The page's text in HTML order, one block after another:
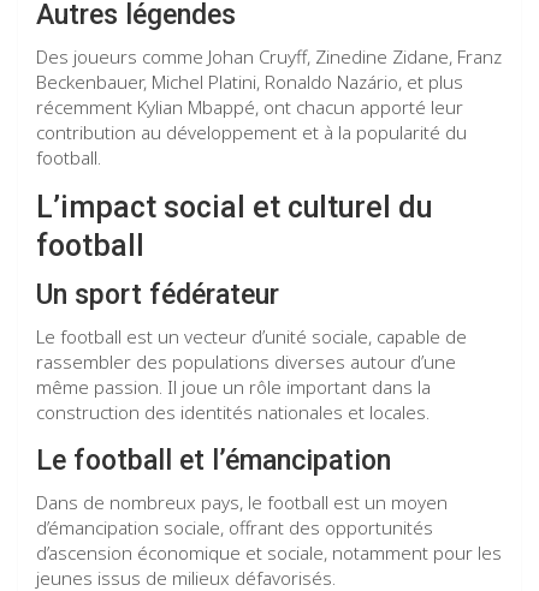
Autres légendes
Des joueurs comme Johan Cruyff, Zinedine Zidane, Franz
Beckenbauer, Michel Platini, Ronaldo Nazário, et plus
récemment Kylian Mbappé, ont chacun apporté leur
contribution au développement et à la popularité du
football.
L’impact social et culturel du
football
Un sport fédérateur
Le football est un vecteur d’unité sociale, capable de
rassembler des populations diverses autour d’une
même passion. Il joue un rôle important dans la
construction des identités nationales et locales.
Le football et l’émancipation
Dans de nombreux pays, le football est un moyen
d’émancipation sociale, offrant des opportunités
d’ascension économique et sociale, notamment pour les
jeunes issus de milieux défavorisés.